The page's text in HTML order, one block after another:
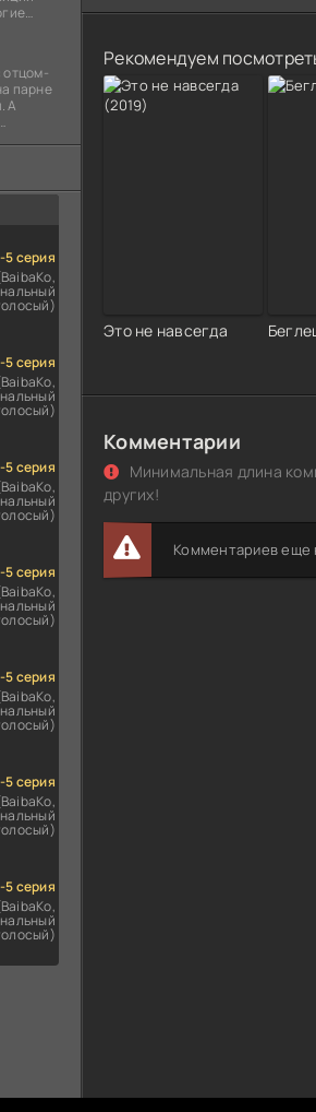
отцом-
парне
А
5 серия
5 серия
5 серия
5 серия
5 серия
5 серия
5 серия
Рекомендуем
Это не навсегда
Комментарии
Минимальная длина
других!
Комментариев еще